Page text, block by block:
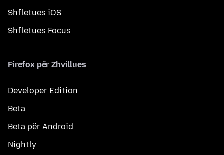
Shfletues iOS
Shfletues Focus
Firefox për Zhvillues
Developer Edition
Beta
Beta për Android
Nightly